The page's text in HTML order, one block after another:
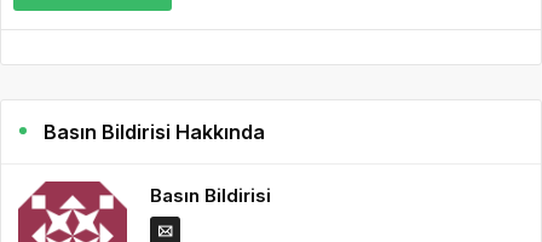
Basın Bildirisi Hakkında
Basın Bildirisi